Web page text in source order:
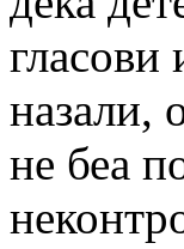
назали,
не беа